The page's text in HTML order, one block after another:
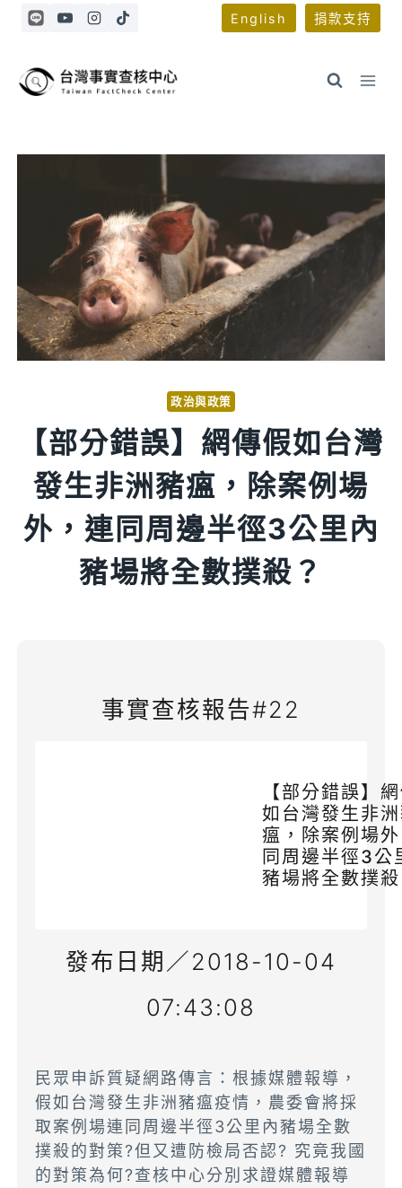
Skip
English 捐款支持
政治與政策
【部分錯誤】網傳假如台灣
發生非洲豬瘟，除案例場
外，連同周邊半徑3公里內
豬場將全數撲殺？
事實查核報告#22
【部分錯誤】
如台灣發生非
瘟，除案例場
同周邊半徑3公
豬場將全數撲
發布日期／2018-10-04
07:43:08
民眾申訴質疑網路傳言：根據媒體報導，
假如台灣發生非洲豬瘟疫情，農委會將採
取案例場連同周邊半徑3公里內豬場全數
撲殺的對策?但又遭防檢局否認? 究竟我國
的對策為何?查核中心分別求證媒體報導